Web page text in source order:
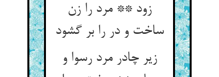
زود ** مرد را زن
ساخت و در را بر گشود
زیر چادر مرد رسوا و